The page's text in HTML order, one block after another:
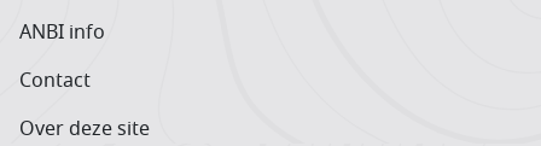
ANBI info
Contact
Over deze site